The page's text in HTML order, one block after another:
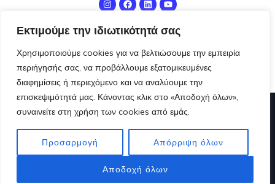
Εκτιμούμε την ιδιωτικότητά σας
Χρησιμοποιούμε cookies για να βελτιώσουμε την εμπειρία
περιήγησής σας, να προβάλλουμε εξατομικευμένες
διαφημίσεις ή περιεχόμενο και να αναλύουμε την
επισκεψιμότητά μας. Κάνοντας κλικ στο «Αποδοχή όλων»,
συναινείτε στη χρήση των cookies από εμάς.
Προσαρμογή Απόρριψη όλων
Αποδοχή όλων
© Copyright | Designed byOnMasters| All Rights
Reserved.